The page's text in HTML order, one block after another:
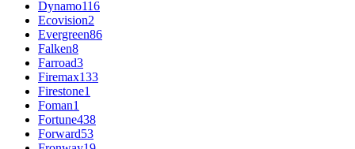
Dynamo116
Ecovision2
Evergreen86
Falken8
Farroad3
Firemax133
Firestone1
Foman1
Fortune438
Forward53